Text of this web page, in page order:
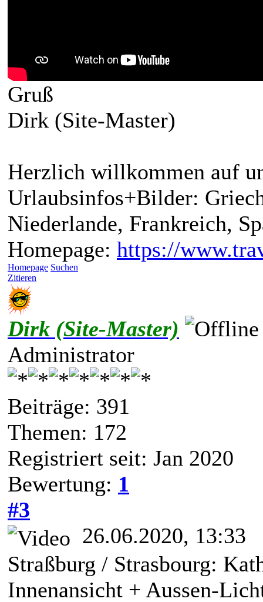
Gruß
Dirk (Site-Master)
Herzlich willkommen auf
Urlaubsinfos+Bilder:
Niederlande, Frankreich,
Homepage: https://
Homepage Suchen
Zitieren
Dirk (Site-Master)
Administrator
Beiträge: 391
Themen: 172
Registriert seit: Jan 2020
Bewertung: 1
#3
26.06.2020, 13:33
Straßburg / Strasbourg:
Innenansicht + Aussen-